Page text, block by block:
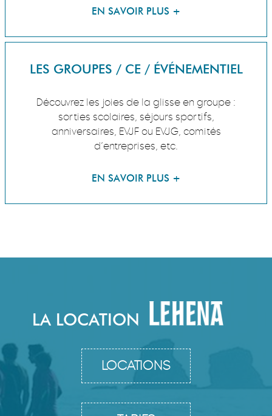
LES GROUPES / CE / ÉVÉNEMENTIEL
Découvrez les joies de la glisse en groupe :
sorties scolaires, séjours sportifs,
anniversaires, EVJF ou EVJG, comités
d’entreprises, etc.
LA LOCATION
LOCATIONS